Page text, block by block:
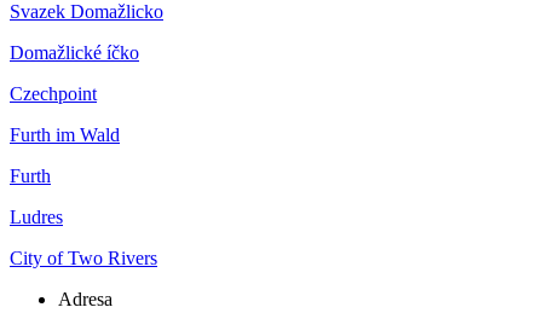
Svazek Domažlicko
Domažlické íčko
Czechpoint
Furth im Wald
Furth
Ludres
City of Two Rivers
Adresa